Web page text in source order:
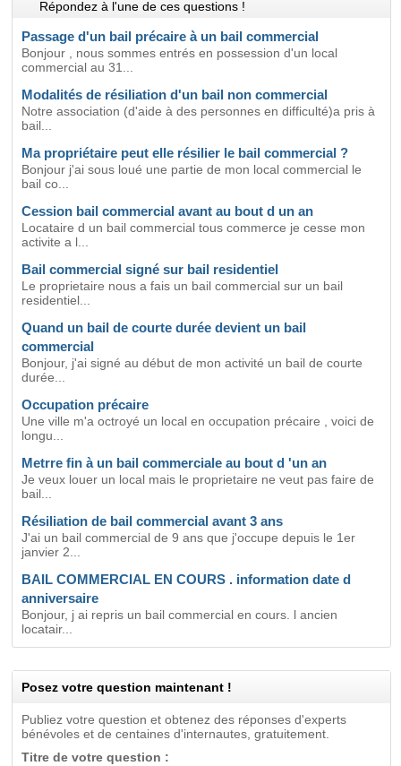
Répondez à l'une de ces questions !
Passage d'un bail précaire à un bail commercial
Bonjour , nous sommes entrés en possession d'un local
commercial au 31...
Modalités de résiliation d'un bail non commercial
Notre association (d'aide à des personnes en difficulté)a pris à
bail...
Ma propriétaire peut elle résilier le bail commercial ?
Bonjour j'ai sous loué une partie de mon local commercial le
bail co...
Cession bail commercial avant au bout d un an
Locataire d un bail commercial tous commerce je cesse mon
activite a l...
Bail commercial signé sur bail residentiel
Le proprietaire nous a fais un bail commercial sur un bail
residentiel...
Quand un bail de courte durée devient un bail
commercial
Bonjour, j'ai signé au début de mon activité un bail de courte
durée...
Occupation précaire
Une ville m'a octroyé un local en occupation précaire , voici de
longu...
Metrre fin à un bail commerciale au bout d 'un an
Je veux louer un local mais le proprietaire ne veut pas faire de
bail...
Résiliation de bail commercial avant 3 ans
J'ai un bail commercial de 9 ans que j'occupe depuis le 1er
janvier 2...
BAIL COMMERCIAL EN COURS . information date d
anniversaire
Bonjour, j ai repris un bail commercial en cours. l ancien
locatair...
Posez votre question maintenant !
Publiez votre question et obtenez des réponses d'experts
bénévoles et de centaines d'internautes, gratuitement.
Titre de votre question :